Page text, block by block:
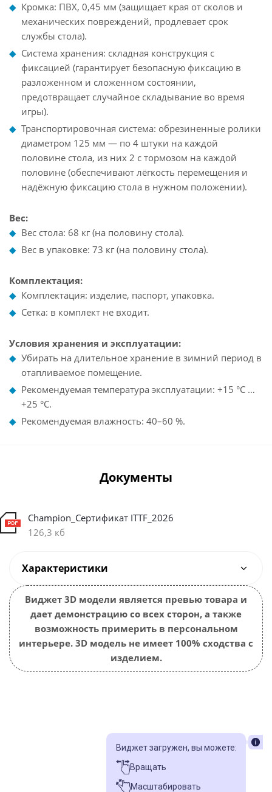
Кромка: ПВХ, 0,45 мм (защищает края от сколов и
механических повреждений, продлевает срок
службы стола).
Система хранения: складная конструкция с
фиксацией (гарантирует безопасную фиксацию в
разложенном и сложенном состоянии,
предотвращает случайное складывание во время
игры).
Транспортировочная система: обрезиненные ролики
диаметром 125 мм — по 4 штуки на каждой
половине стола, из них 2 с тормозом на каждой
половине (обеспечивают лёгкость перемещения и
надёжную фиксацию стола в нужном положении).
Вес:
Вес стола: 68 кг (на половину стола).
Вес в упаковке: 73 кг (на половину стола).
Комплектация:
Комплектация: изделие, паспорт, упаковка.
Сетка: в комплект не входит.
Условия хранения и эксплуатации:
Убирать на длительное хранение в зимний период в
отапливаемое помещение.
Рекомендуемая температура эксплуатации: +15 °C …
+25 °C.
Рекомендуемая влажность: 40–60 %.
Документы
Champion_Сертификат ITTF_2026
126,3 кб
Характеристики
Виджет 3D модели является превью товара и
дает демонстрацию со всех сторон, а также
возможность примерить в персональном
интерьере. 3D модель не имеет 100% сходства с
изделием.